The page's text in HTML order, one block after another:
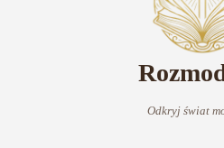
Odkryj świat